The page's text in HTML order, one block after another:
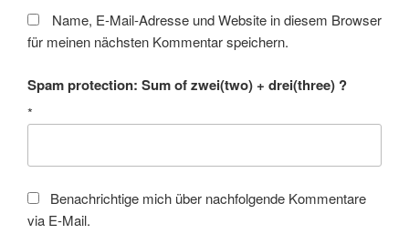
Name, E-Mail-Adresse und Website in diesem Browser
für meinen nächsten Kommentar speichern.
Spam protection: Sum of zwei(two) + drei(three) ?
*
Benachrichtige mich über nachfolgende Kommentare
via E-Mail.